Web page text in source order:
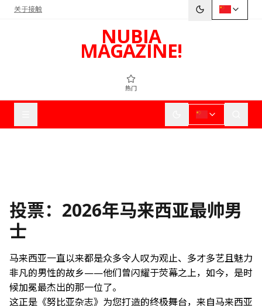
关于接触
NUBIA
MAGAZINE!
热门
投票：2026年马来西亚最帅男
士
马来西亚一直以来都是众多令人叹为观止、多才多艺且魅力
非凡的男性的故乡——他们曾闪耀于荧幕之上，如今，是时
候加冕最杰出的那一位了。
这正是《努比亚杂志》为您打造的终极舞台，来自马来西亚